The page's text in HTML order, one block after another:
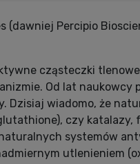
(dawniej Percipio
cząsteczki
Od lat naukowcy
Dzisiaj wiadomo, że
czy
systemów
utlenieniem